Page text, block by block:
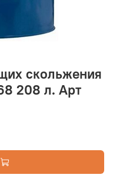
скольжения
208 л. Арт